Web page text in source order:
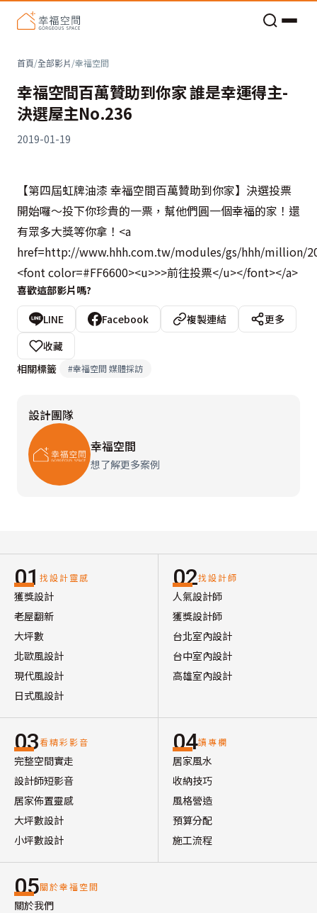
首頁/全部影片/幸福空間
幸福空間百萬贊助到你家 誰是幸運得主-
決選屋主No.236
2019-01-19
【第四屆虹牌油漆 幸福空間百萬贊助到你家】決選投票
開始囉～投下你珍貴的一票，幫他們圓一個幸福的家！還
有眾多大獎等你拿！<a
href=http://www.hhh.com.tw/modules/gs/hhh/million/
<font color=#FF6600><u>>>前往投票</u></font></a>
喜歡這部影片嗎?
LINE Facebook 複製連結
更多
收藏
相關標籤
#幸福空間 媒體採訪
設計團隊
幸福空間
想了解更多案例
01 找設計靈感
獲獎設計
老屋翻新
大坪數
北歐風設計
現代風設計
日式風設計
02找設計師
人氣設計師
獲獎設計師
台北室內設計
台中室內設計
高雄室內設計
03看精彩影音
完整空間實走
設計師短影音
居家佈置靈感
大坪數設計
小坪數設計
04讀專欄
居家風水
收納技巧
風格營造
預算分配
施工流程
05關於幸福空間
關於我們